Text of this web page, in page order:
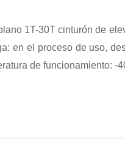
1T-30T cinturón de
en el proceso de uso,
de funcionamiento: